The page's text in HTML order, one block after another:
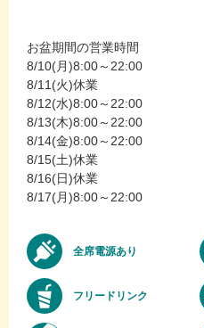
お盆期間の営業時間
8/10(月)8:00～22:00
8/11(火)休業
8/12(水)8:00～22:00
8/13(木)8:00～22:00
8/14(金)8:00～22:00
8/15(土)休業
8/16(日)休業
8/17(月)8:00～22:00
全席電源あり
フリードリンク